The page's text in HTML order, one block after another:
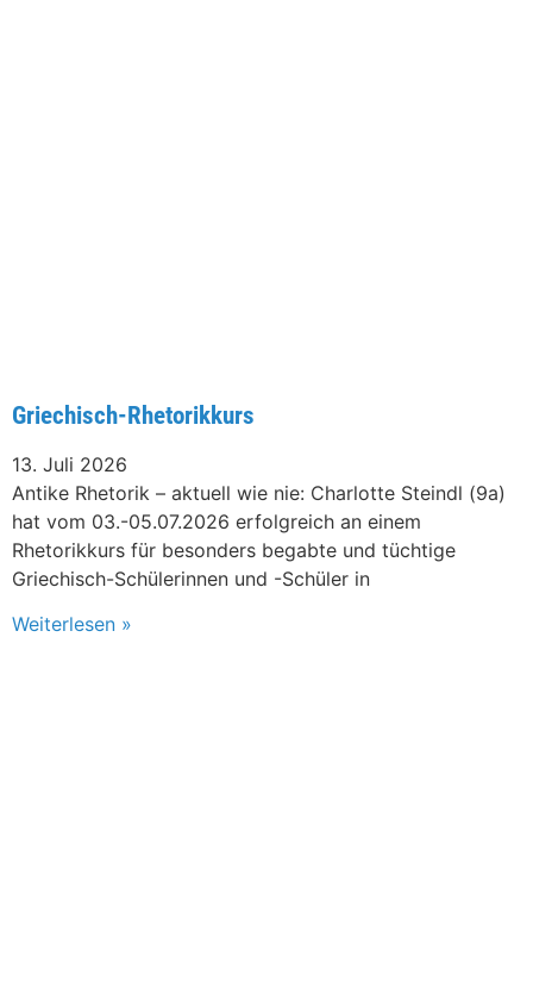
Griechisch-Rhetorikkurs
13. Juli 2026
Antike Rhetorik – aktuell wie nie: Charlotte Steindl (9a)
hat vom 03.-05.07.2026 erfolgreich an einem
Rhetorikkurs für besonders begabte und tüchtige
Griechisch-Schülerinnen und -Schüler in
Weiterlesen »